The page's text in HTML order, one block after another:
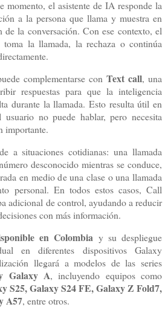
momento, el asistente de IA responde la
a la persona que llama y muestra en
de la conversación. Con ese contexto, el
la llamada, la rechaza o continúa
complementarse con Text call, una
respuestas para que la inteligencia
durante la llamada. Esto resulta útil en
no puede hablar, pero necesita
importante.
a situaciones cotidianas: una llamada
desconocido mientras se conduce,
en medio de una clase o una llamada
personal. En todos estos casos, Call
adicional de control, ayudando a reducir
con más información.
en Colombia y su despliegue
en diferentes dispositivos Galaxy
llegará a modelos de las series
Galaxy A, incluyendo equipos como
S25, Galaxy S24 FE, Galaxy Z Fold7,
A57, entre otros.